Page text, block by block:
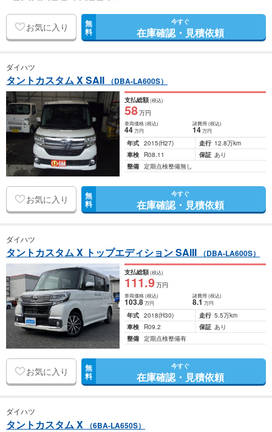
お気に入り 無
料
今すぐ
在庫確認・見積依頼
ダイハツ
タントカスタム X SAII （DBA-LA600S）
支払総額(税込)
58万円
車両価格(税込)
44万円
諸費用 (税込)
14 万円
年式 2015(H27) 走行 12.8万km
車検
R08.11 保証 あり
整備 定期点検整備無し
お気に入り 無
料
今すぐ
在庫確認・見積依頼
ダイハツ
タントカスタム X トップエディション SAIII （DBA-LA600S）
支払総額(税込)
111.9万円
車両価格(税込)
103.8万円
諸費用 (税込)
8.1 万円
年式 2018(H30) 走行 5.5万km
車検
R09.2 保証 あり
整備 定期点検整備有
お気に入り 無
料
今すぐ
在庫確認・見積依頼
ダイハツ
タントカスタム X （6BA-LA650S）